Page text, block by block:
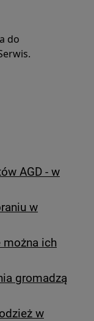
do
AGD - w
w
można ich
gromadzą
w